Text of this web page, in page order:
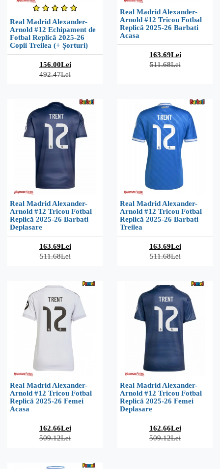
Real Madrid Alexander-
Arnold #12 Echipament de
Fotbal Replică 2025-26
Copii Treilea (+ Șorturi)
156.00Lei
492.47Lei
Real Madrid Alexander-
Arnold #12 Tricou Fotbal
Replică 2025-26 Barbati
Acasa
163.69Lei
511.68Lei
Real Madrid Alexander-
Arnold #12 Tricou Fotbal
Replică 2025-26 Barbati
Deplasare
163.69Lei
511.68Lei
Real Madrid Alexander-
Arnold #12 Tricou Fotbal
Replică 2025-26 Barbati
Treilea
163.69Lei
511.68Lei
Real Madrid Alexander-
Arnold #12 Tricou Fotbal
Replică 2025-26 Femei
Acasa
162.66Lei
509.12Lei
Real Madrid Alexander-
Arnold #12 Tricou Fotbal
Replică 2025-26 Femei
Deplasare
162.66Lei
509.12Lei